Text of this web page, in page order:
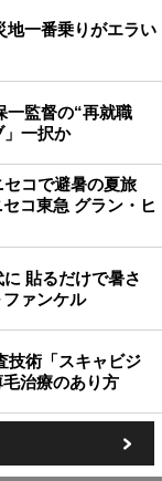
地一番乗りがエラい
一監督の“再就職
」一択か
コで避暑の夏旅
コ東急 グラン・ヒ
貼るだけで暑さ
ァンケル
技術「スキャビジ
治療のあり方